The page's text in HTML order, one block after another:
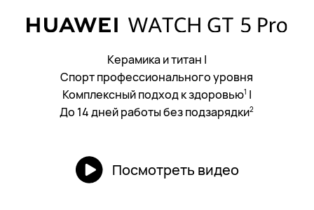
Керамика и титан |
Спорт профессионального уровня
Комплексный подход к здоровью1 |
До 14 дней работы без подзарядки2
Посмотреть видео